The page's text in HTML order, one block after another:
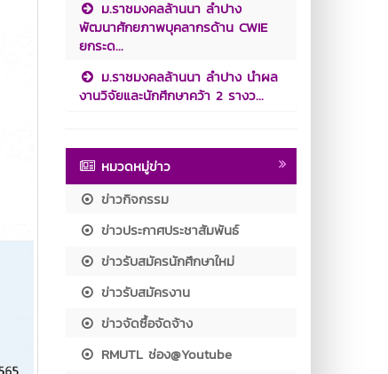
ม.ราชมงคลล้านนา ลำปาง
พัฒนาศักยภาพบุคลากรด้าน CWIE
ยกระด...
ม.ราชมงคลล้านนา ลำปาง นำผล
งานวิจัยและนักศึกษาคว้า 2 รางว...
หมวดหมู่ข่าว
ข่าวกิจกรรม
ข่าวประกาศประชาสัมพันธ์
ข่าวรับสมัครนักศึกษาใหม่
ข่าวรับสมัครงาน
ข่าวจัดซื้อจัดจ้าง
RMUTL ช่อง@Youtube